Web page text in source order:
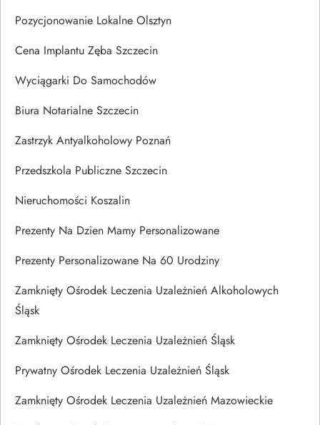
Pozycjonowanie Lokalne Olsztyn
Cena Implantu Zęba Szczecin
Wyciągarki Do Samochodów
Biura Notarialne Szczecin
Zastrzyk Antyalkoholowy Poznań
Przedszkola Publiczne Szczecin
Nieruchomości Koszalin
Prezenty Na Dzien Mamy Personalizowane
Prezenty Personalizowane Na 60 Urodziny
Zamknięty Ośrodek Leczenia Uzależnień Alkoholowych
Śląsk
Zamknięty Ośrodek Leczenia Uzależnień Śląsk
Prywatny Ośrodek Leczenia Uzależnień Śląsk
Zamknięty Ośrodek Leczenia Uzależnień Mazowieckie